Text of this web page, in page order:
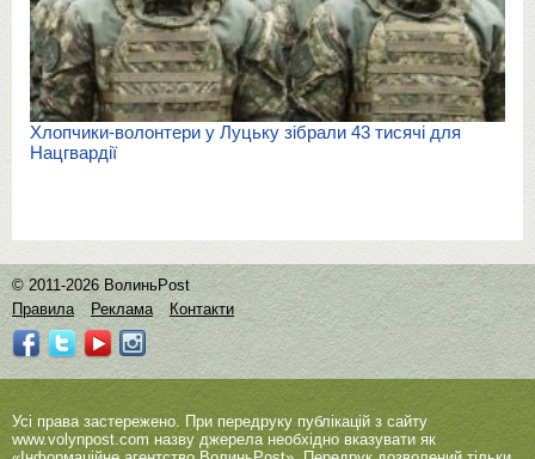
Хлопчики-волонтери у Луцьку зібрали 43 тисячі для
Нацгвардії
© 2011-2026 ВолиньPost
Правила
Реклама Контакти
Усі права застережено. При передруку публікацій з сайту
www.volynpost.com назву джерела необхідно вказувати як